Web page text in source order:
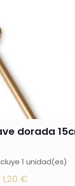
dorada
1 unidad(es)
1,20 €